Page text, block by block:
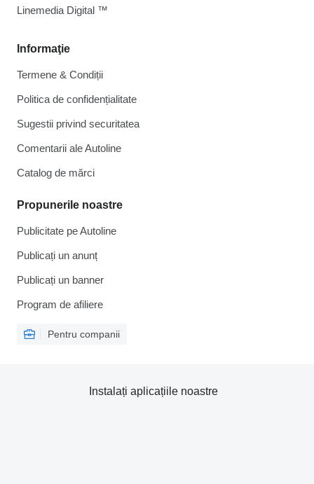
Informaţie
Termene & Condiții
Politica de confidențialitate
Sugestii privind securitatea
Comentarii ale Autoline
Catalog de mărcі
Propunerile noastre
Publicitate pe Autoline
Publicați un anunț
Publicați un banner
Program de afiliere
Pentru companii
Linemedia Digital ™
Instalați aplicațiile noastre